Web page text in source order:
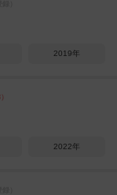
2019年
2022年